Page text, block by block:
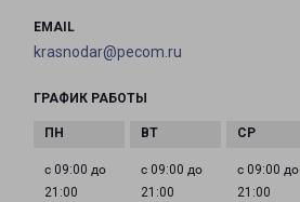
EMAIL
krasnodar@pecom.ru
ГРАФИК РАБОТЫ
с 09:00 до
21:00
с 09:00 до
21:00
с 09:00 до
21:00